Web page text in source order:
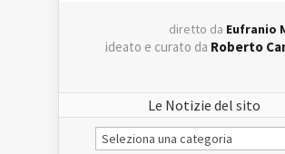
diretto da Eufranio
ideato e curato da Roberto
Le Notizie del sito
Le
Notizie